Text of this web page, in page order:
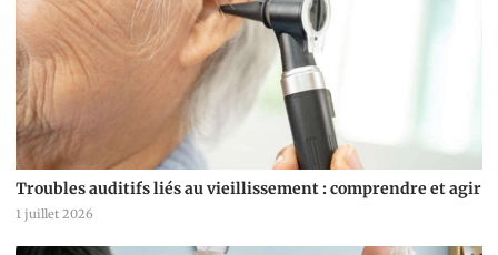
Troubles auditifs liés au vieillissement : comprendre et agir
1 juillet 2026